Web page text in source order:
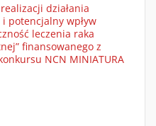
działania
potencjalny wpływ
leczenia raka
finansowanego z
NCN MINIATURA